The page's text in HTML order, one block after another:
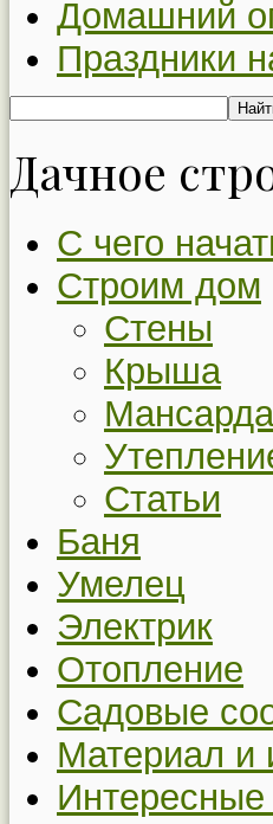
Домашний
Праздники
Дачное
С чего
Строим дом
Стены
Крыша
Мансарда
Статьи
Баня
Умелец
Электрик
Отопление
Садовые
Материал и